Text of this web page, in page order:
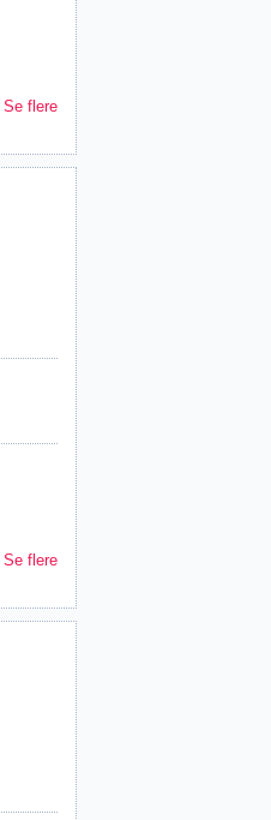
Se flere
Se flere